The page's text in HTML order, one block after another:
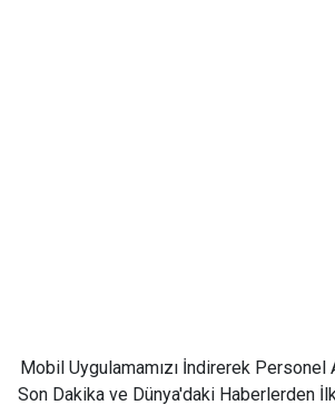
Mobil Uygulamamızı İndirerek Personel
Son Dakika ve Dünya'daki Haberlerden